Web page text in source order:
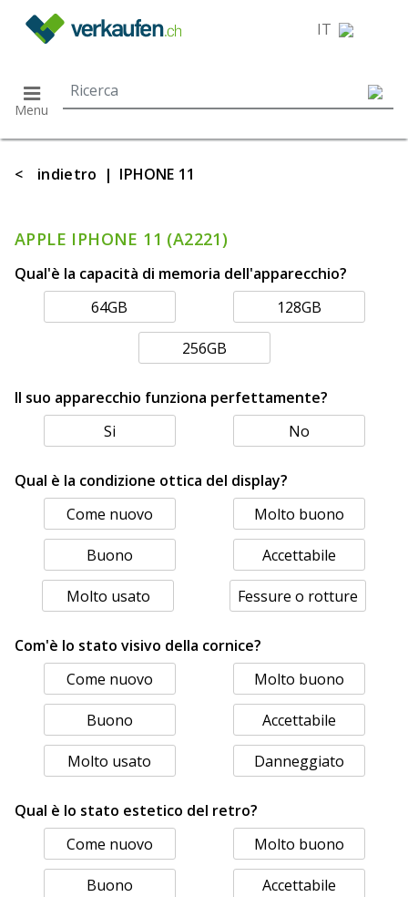
IT
Menu
< indietro | IPHONE 11
APPLE IPHONE 11 (A2221)
Qual'è la capacità di memoria dell'apparecchio?
64GB
128GB
256GB
Il suo apparecchio funziona perfettamente?
Si
No
Qual è la condizione ottica del display?
Come nuovo
Molto buono
Buono Accettabile
Molto usato Fessure o rotture
Com'è lo stato visivo della cornice?
Come nuovo
Molto buono
Buono Accettabile
Molto usato Danneggiato
Qual è lo stato estetico del retro?
Come nuovo
Molto buono
Buono Accettabile